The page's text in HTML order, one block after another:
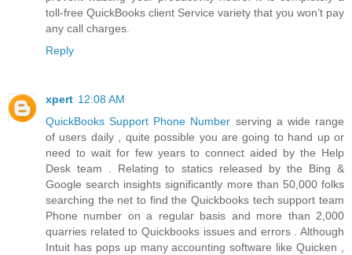
toll-free QuickBooks client Service variety that you won’t pay
any call charges.
Reply
xpert 12:08 AM
QuickBooks Support Phone Number serving a wide range
of users daily , quite possible you are going to hand up or
need to wait for few years to connect aided by the Help
Desk team . Relating to statics released by the Bing &
Google search insights significantly more than 50,000 folks
searching the net to find the Quickbooks tech support team
Phone number on a regular basis and more than 2,000
quarries related to Quickbooks issues and errors . Although
Intuit has pops up many accounting software like Quicken ,